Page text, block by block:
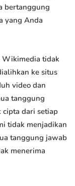
bertanggung
yang Anda
Wikimedia tidak
ke situs
video dan
tanggung
dari setiap
tidak menjadikan
tanggung jawab
menerima